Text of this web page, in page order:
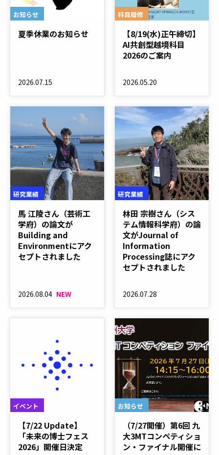
お知らせ
夏季休業のお知らせ
2026.07.15
科目履修
【8/19(水)正午締切】
AI共創型越境科目
2026のご案内
2026.05.20
研究業績
馬 江陵さん（芸術工
学府）の論文が
Building and
Environmentにアク
セプトされました
2026.08.04 NEW
研究業績
林田 宗樹さん（シス
テム情報科学府）の論
文がJournal of
Information
Processing誌にアク
セプトされました
2026.07.28
イベント
【7/22 Update】
「未来の博士フェス
2026」開催日決定
お知らせ
（7/27開催）第6回 九
大3MTコンペティショ
ン・ファイナル開催に